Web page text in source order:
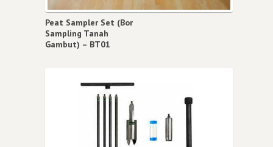
Peat Sampler Set (Bor
Sampling Tanah
Gambut) – BT01